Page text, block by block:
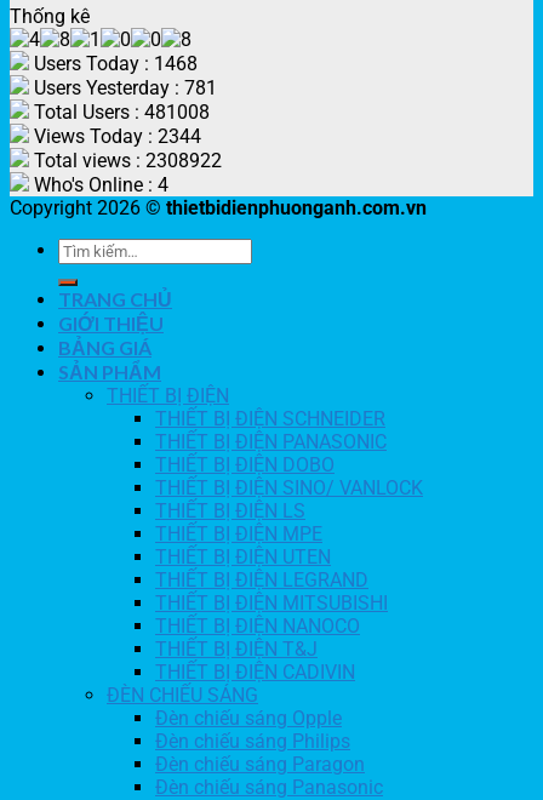
Thống kê
Users Today : 1468
Users Yesterday : 781
Total Users : 481008
Views Today : 2344
Total views : 2308922
Who's Online : 4
Copyright 2026 © thietbidienphuonganh.com.vn
TRANG CHỦ
GIỚI THIỆU
BẢNG GIÁ
SẢN PHẨM
THIẾT BỊ ĐIỆN
THIẾT BỊ ĐIỆN SCHNEIDER
THIẾT BỊ ĐIỆN PANASONIC
THIẾT BỊ ĐIỆN DOBO
THIẾT BỊ ĐIỆN SINO/ VANLOCK
THIẾT BỊ ĐIỆN LS
THIẾT BỊ ĐIỆN MPE
THIẾT BỊ ĐIỆN UTEN
THIẾT BỊ ĐIỆN LEGRAND
THIẾT BỊ ĐIỆN MITSUBISHI
THIẾT BỊ ĐIỆN NANOCO
THIẾT BỊ ĐIỆN T&J
THIẾT BỊ ĐIỆN CADIVIN
ĐÈN CHIẾU SÁNG
Đèn chiếu sáng Opple
Đèn chiếu sáng Philips
Đèn chiếu sáng Paragon
Đèn chiếu sáng Panasonic